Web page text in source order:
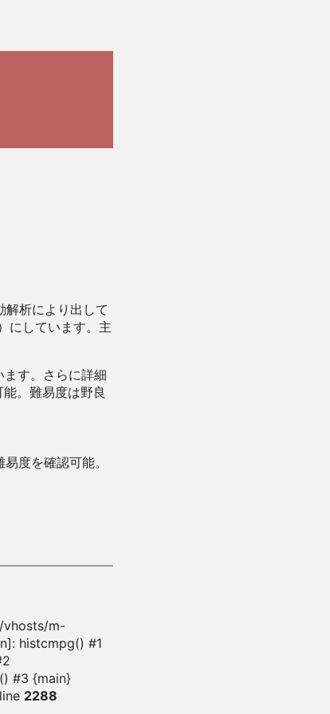
解析により出して
にしています。主
す。さらに詳細
。難易度は野良
度を確認可能。
vhosts/m-
histcmpg() #1
#3 {main}
2288